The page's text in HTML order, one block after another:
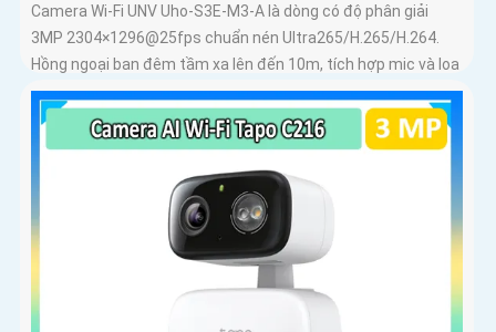
Camera Wi-Fi UNV Uho-S3E-M3-A là dòng có độ phân giải
3MP 2304×1296@25fps chuẩn nén Ultra265/H.265/H.264.
Hồng ngoại ban đêm tầm xa lên đến 10m, tích hợp mic và loa
trong phạm vi 3m